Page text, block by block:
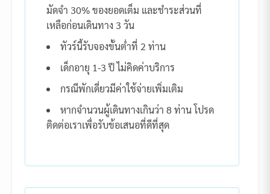
มัดจำ 30% ของยอดเต็ม และชำระส่วนที่
เหลือก่อนเดินทาง 3 วัน
ทัวร์นี้รับจองขั้นต่ำที่ 2 ท่าน
เด็กอายุ 1-3 ปี ไม่คิดค่าบริการ
กรณีพักเดี่ยวมีค่าใช้จ่ายเพิ่มเติม
หากจำนวนผู้เดินทางเกินว่า 8 ท่าน โปรด
ติดต่อเราเพื่อรับข้อเสนอที่ดีที่สุด